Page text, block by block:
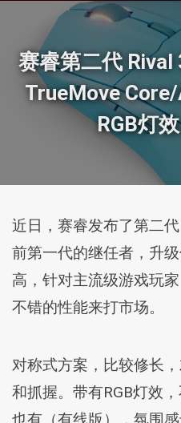
赛睿第二代 Rival
TrueMove
RGB灯
近日，赛睿发布了第二
前第一代的继任者，升
高，针对主流级游戏玩
不错的性能来打市场。
对称式方案，比较修长
和抓握。带有RGB灯效